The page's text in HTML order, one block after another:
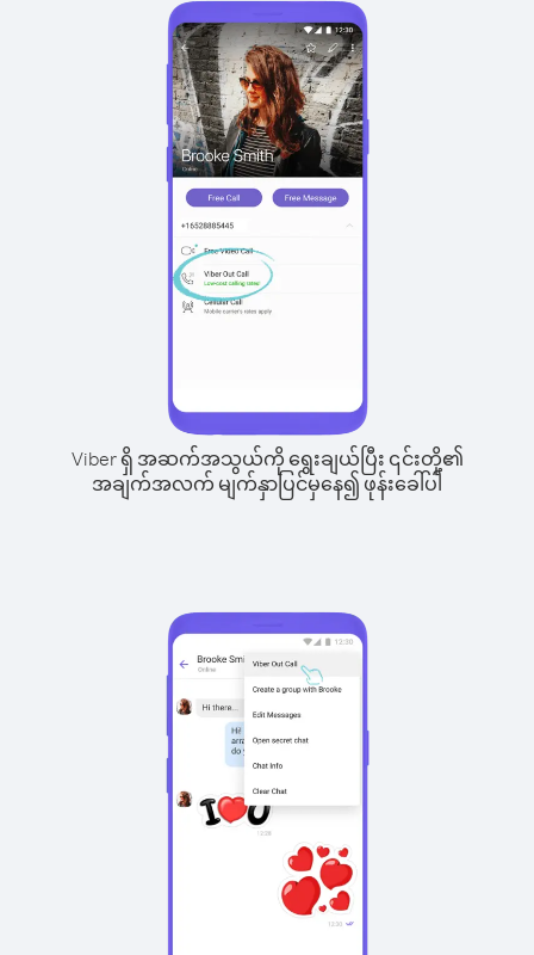
Viber ရှိ အဆက်အသွယ်ကို ရွေးချယ်ပြီး ၎င်းတို့၏
အချက်အလက် မျက်နှာပြင်မှနေ၍ ဖုန်းခေါ်ပါ